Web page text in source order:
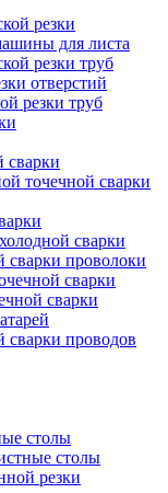
резки
для листа
резки труб
отверстий
резки труб
точечной сварки
сварки
проволоки
сварки
сварки
проводов
столы
столы
резки